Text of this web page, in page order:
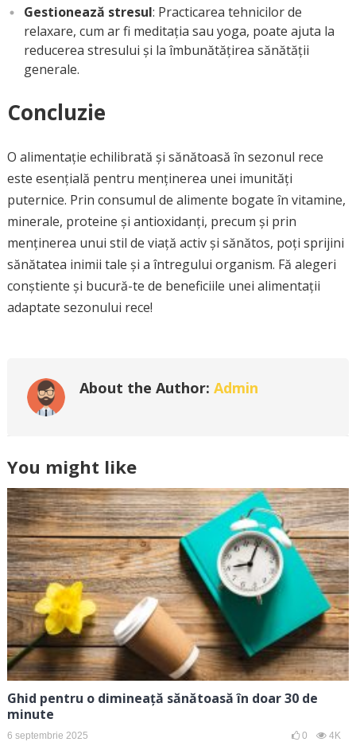
Gestionează stresul: Practicarea tehnicilor de
relaxare, cum ar fi meditația sau yoga, poate ajuta la
reducerea stresului și la îmbunătățirea sănătății
generale.
Concluzie
O alimentație echilibrată și sănătoasă în sezonul rece
este esențială pentru menținerea unei imunități
puternice. Prin consumul de alimente bogate în vitamine,
minerale, proteine și antioxidanți, precum și prin
menținerea unui stil de viață activ și sănătos, poți sprijini
sănătatea inimii tale și a întregului organism. Fă alegeri
conștiente și bucură-te de beneficiile unei alimentații
adaptate sezonului rece!
About the Author: Admin
You might like
Ghid pentru o dimineață sănătoasă în doar 30 de
minute
6 septembrie 2025 0 4K